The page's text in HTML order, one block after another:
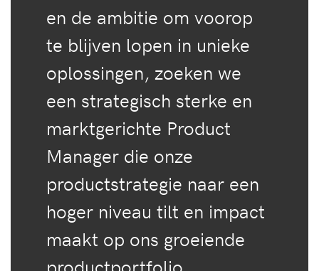
en de ambitie om voorop
te blijven lopen in unieke
oplossingen, zoeken we
een strategisch sterke en
marktgerichte Product
Manager die onze
productstrategie naar een
hoger niveau tilt en impact
maakt op ons groeiende